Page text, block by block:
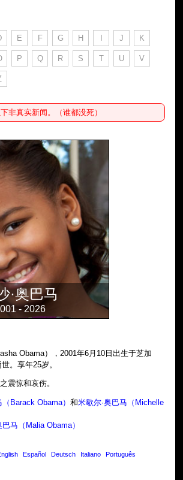
E F G H I J K
P Q R S T U V
非真实新闻。（谁都没死）
·奥巴马
- 2026
Obama），2001年6月10日出生于芝加
。享年25岁。
震惊和哀伤。
（Barack Obama）和米歇尔·奥巴马（Michelle
巴马（Malia Obama）
Español Deutsch Italiano Português